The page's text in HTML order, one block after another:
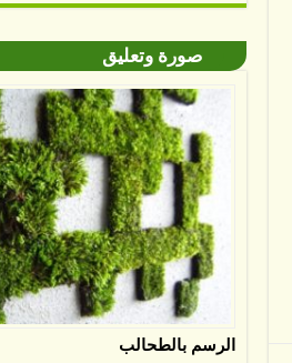
صورة وتعليق
الرسم بالطحالب